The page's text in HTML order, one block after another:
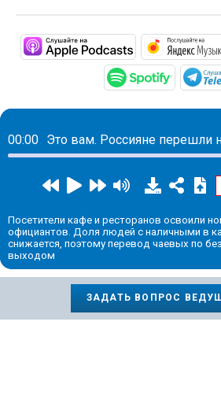
https://
https://
00:00
Посетители кафе и ресторанов освоили
официантов. Доля людей с наличными в
снижается, поэтому перевод чаевых по
выходом
ЗАДАТЬ ВОПРОС